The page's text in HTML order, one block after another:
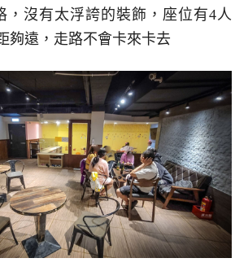
，沒有太浮誇的裝飾，座位有4人
夠遠，走路不會卡來卡去